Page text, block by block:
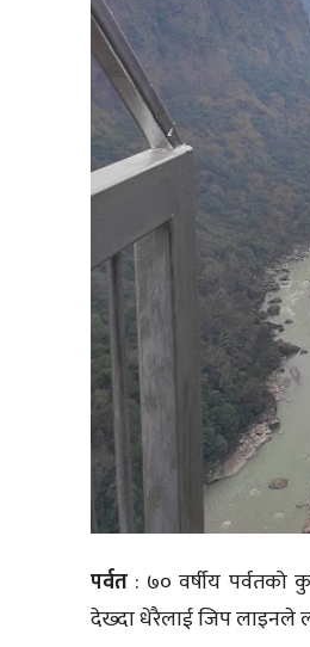
पर्वत : ७० वर्षीय पर्वतको
देख्दा धेरैलाई जिप लाइनले